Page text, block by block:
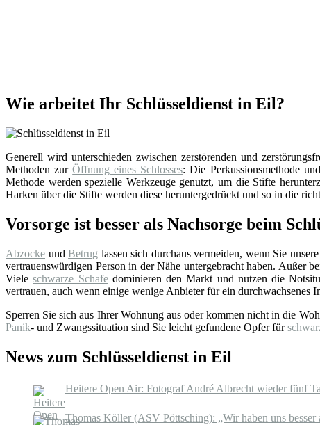
Wie arbeitet Ihr Schlüsseldienst in Eil?
Generell wird unterschieden zwischen zerstörenden und
Methoden zurÖffnung eines Schlosses: Die Perkussionsmethode
Methode werden spezielle Werkzeuge genutzt, um die Stifte
Harken über die Stifte werden diese heruntergedrückt und so in die
Vorsorge ist besser als Nachsorge beim
Abzocke undBetrug lassen sich durchaus vermeiden, wenn Sie
vertrauenswürdigen Person in der Nähe untergebracht haben. Außer
Vieleschwarze Schafedominieren den Markt und nutzen die
vertrauen, auch wenn einige wenige Anbieter für ein durchwachsenes
Sperren Sie sich aus Ihrer Wohnung aus oder kommen nicht in die
Panik- und Zwangssituation sind Sie leicht gefundene Opfer für
News zum Schlüsseldienst in Eil
Heitere Open Air: Fotograf André Albrecht wieder fünf
Thomas Köller (ASV Pöttsching): „Wir haben uns